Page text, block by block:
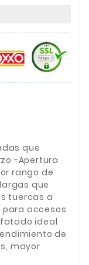
que
-Apertura
rango de
que
tuercas a
accesos
ideal
de
mayor